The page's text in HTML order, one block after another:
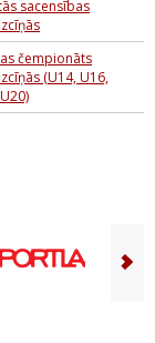
sacensības
čempionāts
(U14, U16,